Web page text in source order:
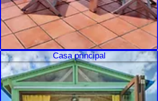
Casa principal